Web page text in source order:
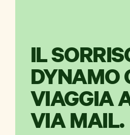
IL
DYNAMO
VIAGGIA
VIA MAIL.